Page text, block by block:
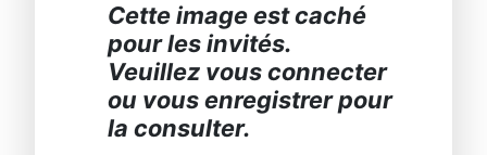
Cette image est caché
pour les invités.
Veuillez vous connecter
ou vous enregistrer pour
la consulter.